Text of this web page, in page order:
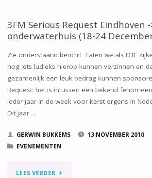
2010
TE
ELLEMEET,
ZEELAND"
3FM Serious Request Eindhoven -
onderwaterhuis (18-24
Zie onderstaand bericht! Laten we als DTE
nog iets ludieks hierop kunnen verzinnen en
gezamenlijk een leuk bedrag kunnen
Request: het is intussen een bekend
ieder jaar in de week voor kerst ergens in
Dit jaar …
GERWIN BUKKEMS
13 NOVEMBER 2010
EVENEMENTEN
LEES VERDER "3FM